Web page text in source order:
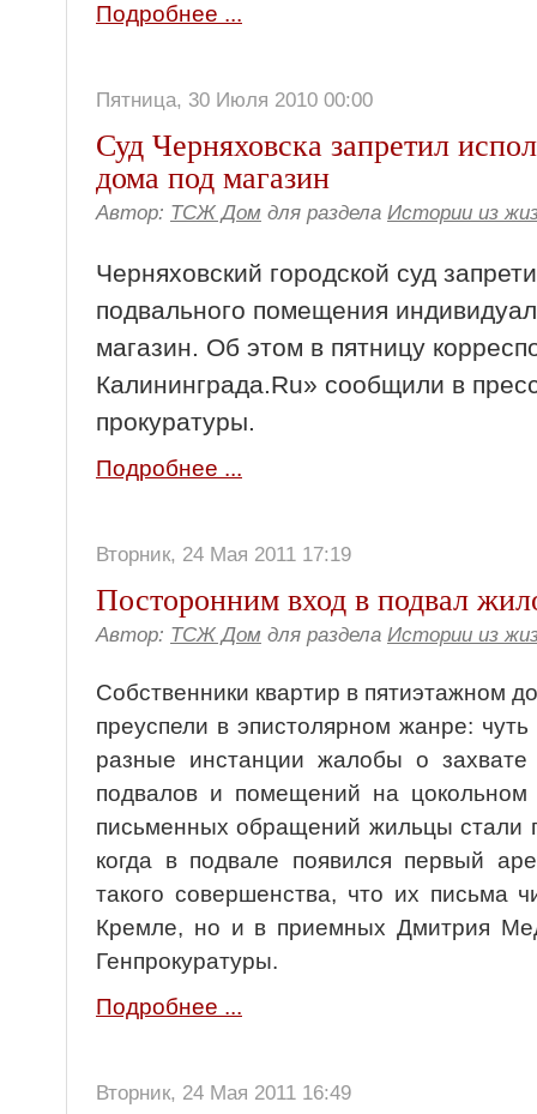
Подробнее ...
Пятница, 30 Июля 2010 00:00
Суд Черняховска запретил
дома под магазин
Автор: ТСЖ Дом для раздела Истории из
Черняховский городской суд
подвального помещения
магазин. Об этом в пятницу
Калининграда.Ru» сообщили в
прокуратуры.
Подробнее ...
Вторник, 24 Мая 2011 17:19
Посторонним вход в подвал
Автор: ТСЖ Дом для раздела Истории из
Собственники квартир в пятиэтажном
преуспели в эпистолярном жанре:
разные инстанции жалобы о захвате
подвалов и помещений на цокольном
письменных обращений жильцы стали
когда в подвале появился первый
такого совершенства, что их письма
Кремле, но и в приемных Дмитрия
Генпрокуратуры.
Подробнее ...
Вторник, 24 Мая 2011 16:49